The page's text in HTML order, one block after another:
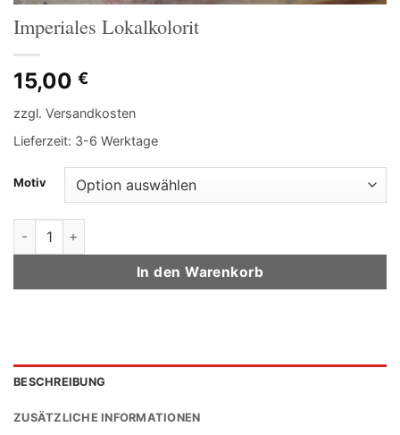
Imperiales Lokalkolorit
15,00 €
zzgl. Versandkosten
Lieferzeit: 3-6 Werktage
Motiv
Imperiales Lokalkolorit Menge
In den Warenkorb
BESCHREIBUNG
ZUSÄTZLICHE INFORMATIONEN